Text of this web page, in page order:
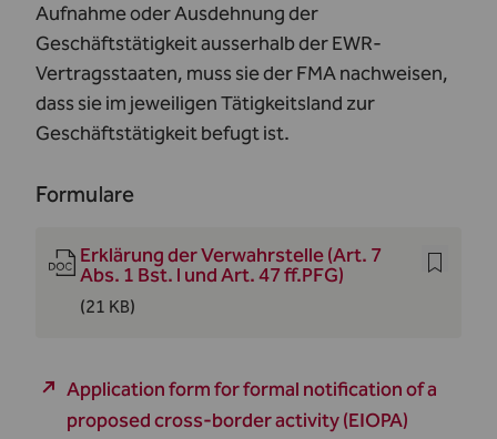
Aufnahme oder Ausdehnung der
Geschäftstätigkeit ausserhalb der EWR-
Vertragsstaaten, muss sie der FMA nachweisen,
dass sie im jeweiligen Tätigkeitsland zur
Geschäftstätigkeit befugt ist.
Formulare
Erklärung der Verwahrstelle (Art. 7
Abs. 1 Bst. l und Art. 47 ff.PFG)
(21 KB)
Application form for formal notification of a
proposed cross-border activity (EIOPA)